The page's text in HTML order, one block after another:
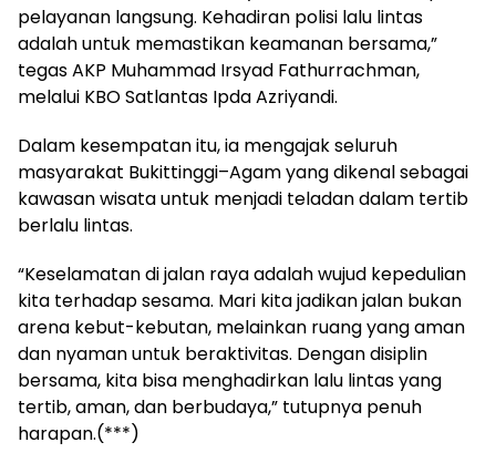
pelayanan langsung. Kehadiran polisi lalu lintas
adalah untuk memastikan keamanan bersama,”
tegas AKP Muhammad Irsyad Fathurrachman,
melalui KBO Satlantas Ipda Azriyandi.
Dalam kesempatan itu, ia mengajak seluruh
masyarakat Bukittinggi–Agam yang dikenal sebagai
kawasan wisata untuk menjadi teladan dalam tertib
berlalu lintas.
“Keselamatan di jalan raya adalah wujud kepedulian
kita terhadap sesama. Mari kita jadikan jalan bukan
arena kebut-kebutan, melainkan ruang yang aman
dan nyaman untuk beraktivitas. Dengan disiplin
bersama, kita bisa menghadirkan lalu lintas yang
tertib, aman, dan berbudaya,” tutupnya penuh
harapan.(***)